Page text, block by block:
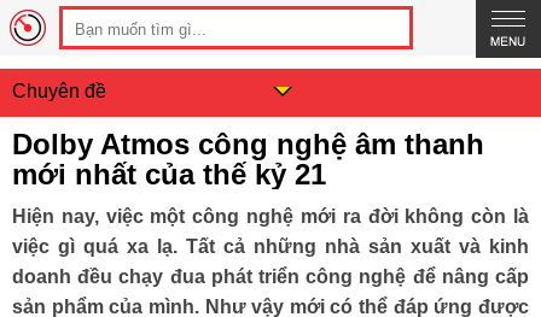
Chuyên đề
Dolby Atmos công nghệ âm thanh
mới nhất của thế kỷ 21
Hiện nay, việc một công nghệ mới ra đời không còn là
việc gì quá xa lạ. Tất cả những nhà sản xuất và kinh
doanh đều chạy đua phát triển công nghệ để nâng cấp
sản phẩm của mình. Như vậy mới có thể đáp ứng được